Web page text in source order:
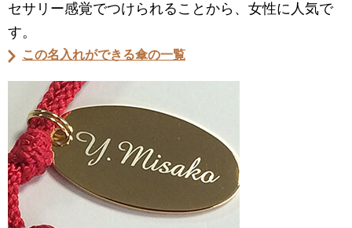
セサリー感覚でつけられることから、女性に人気で
す。
この名入れができる傘の一覧